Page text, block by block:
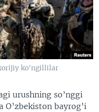
ko'ngillilar
urushning so’nggi
O’zbekiston bayrog’i